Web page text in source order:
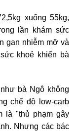
xuống 55kg,
lần khám sức
gan nhiễm mỡ và
khoẻ khiến bà
bà Ngô không
chế độ low-carb
là "thủ phạm gây
Nhưng các bác